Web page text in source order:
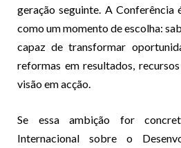
geração seguinte. A Conferência
como um momento de escolha:
capaz de transformar
reformas em resultados,
visão em acção.
Se essa ambição for
Internacional sobre o